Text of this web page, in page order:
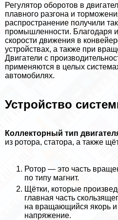
Регулятор оборотов в
плавного разгона и
распространение получили
промышленности. Благодаря
скорости движения в
устройствах, а также при
Двигатели с
применяются в целых
автомобилях.
Устройство
Коллекторный тип
из ротора, статора, а также
Ротор — это часть
по типу магнит.
Щётки, которые
главная часть
на вращающийся якорь и
напряжение.